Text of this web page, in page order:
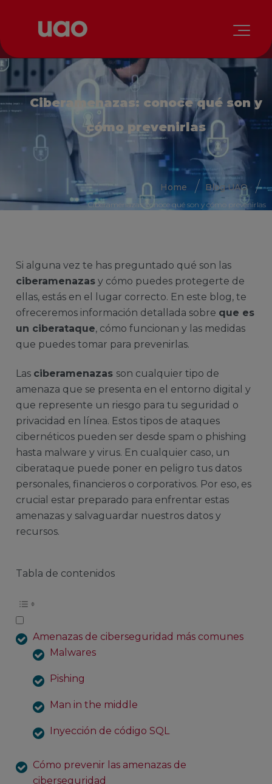
Ciberamenazas: conoce qué son y
cómo prevenirlas
Home Blog UAO
Ciberamenazas: conoce qué son y cómo prevenirlas
Si alguna vez te has preguntado qué son las
ciberamenazas y cómo puedes protegerte de
ellas, estás en el lugar correcto. En este blog, te
ofreceremos información detallada sobre que es
un ciberataque, cómo funcionan y las medidas
que puedes tomar para prevenirlas.
Las ciberamenazas son cualquier tipo de
amenaza que se presenta en el entorno digital y
que represente un riesgo para tu seguridad o
privacidad en línea. Estos tipos de ataques
cibernéticos pueden ser desde spam o phishing
hasta malware y virus. En cualquier caso, un
ciberataque puede poner en peligro tus datos
personales, financieros o corporativos. Por eso, es
crucial estar preparado para enfrentar estas
amenazas y salvaguardar nuestros datos y
recursos.
Tabla de contenidos
Amenazas de ciberseguridad más comunes
Malwares
Pishing
Man in the middle
Inyección de código SQL
Cómo prevenir las amenazas de
ciberseguridad